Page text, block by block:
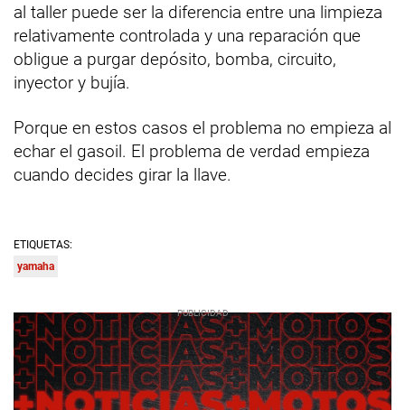
al taller puede ser la diferencia entre una limpieza
relativamente controlada y una reparación que
obligue a purgar depósito, bomba, circuito,
inyector y bujía.
Porque en estos casos el problema no empieza al
echar el gasoil. El problema de verdad empieza
cuando decides girar la llave.
ETIQUETAS:
yamaha